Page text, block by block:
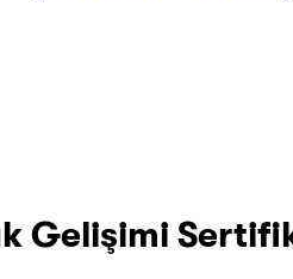
Gelişimi